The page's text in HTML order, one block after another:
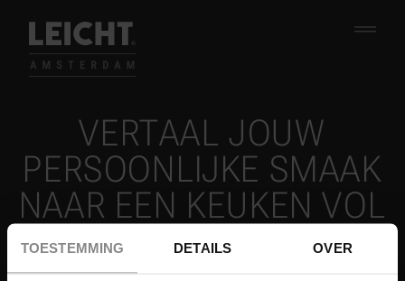
TOESTEMMING DETAILS OVER
VERTAAL JOUW
PERSOONLIJKE SMAAK
NAAR EEN KEUKEN VOL
KARAKTER.